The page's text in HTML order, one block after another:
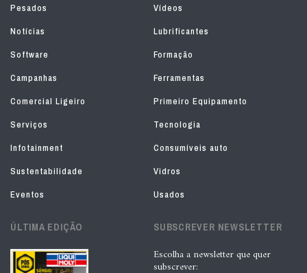
Pesados
Vídeos
Notícias
Lubrificantes
Software
Formação
Campanhas
Ferramentas
Comercial Ligeiro
Primeiro Equipamento
Serviços
Tecnologia
Infotainment
Consumíveis auto
Sustentabilidade
Vidros
Eventos
Usados
ÚLTIMA EDIÇÃO SUBSCREVER NEWSLETTER
Escolha a newsletter que quer
subscrever: